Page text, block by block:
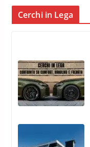
Cerchi in Lega